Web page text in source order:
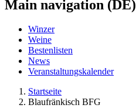
Main navigation (DE)
Winzer
Weine
Bestenlisten
News
Veranstaltungskalender
Startseite
Blaufränkisch BFG